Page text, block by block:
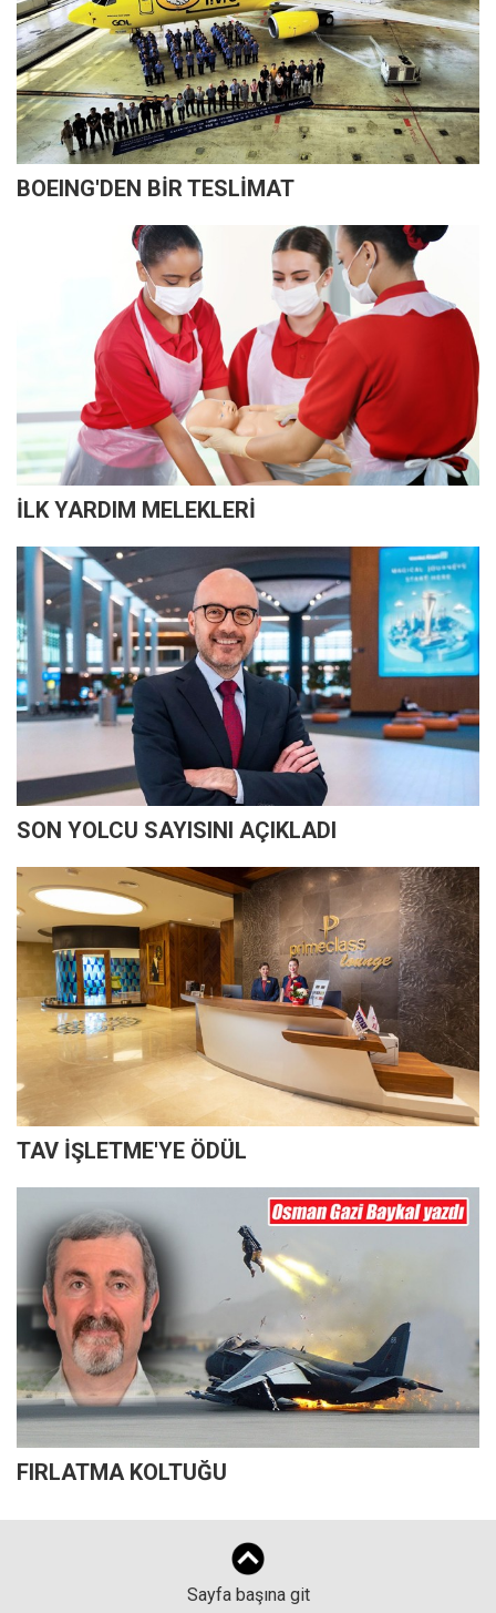
BOEING'DEN BİR TESLİMAT
İLK YARDIM MELEKLERİ
SON YOLCU SAYISINI AÇIKLADI
TAV İŞLETME'YE ÖDÜL
FIRLATMA KOLTUĞU
Sayfa başına git